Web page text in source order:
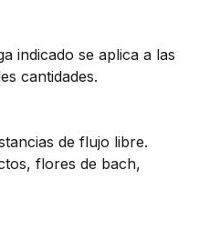
indicado se aplica a las
cantidades.
de flujo libre.
flores de bach,